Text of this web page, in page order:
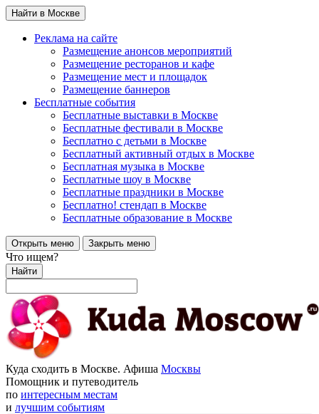
Найти в Москве
Реклама на сайте
Размещение анонсов мероприятий
Размещение ресторанов и кафе
Размещение мест и площадок
Размещение баннеров
Бесплатные события
Бесплатные выставки в Москве
Бесплатные фестивали в Москве
Бесплатно с детьми в Москве
Бесплатный активный отдых в Москве
Бесплатная музыка в Москве
Бесплатные шоу в Москве
Бесплатные праздники в Москве
Бесплатно! стендап в Москве
Бесплатные образование в Москве
Открыть меню Закрыть меню
Что ищем?
Найти
Куда сходить в Москве. Афиша Москвы
Помощник и путеводитель
по интересным местам
и лучшим событиям